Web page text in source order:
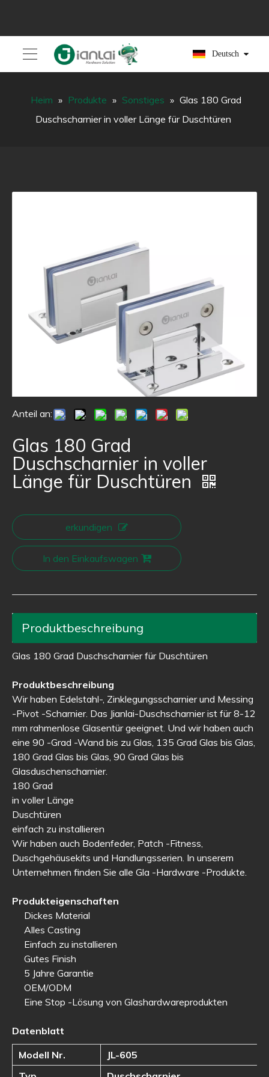
Deutsch
Heim » Produkte » Sonstiges » Glas 180 Grad
Duschscharnier in voller Länge für Duschtüren
Anteil an:
Glas 180 Grad
Duschscharnier in voller
Länge für Duschtüren
erkundigen
In den Einkaufswagen
Produktbeschreibung
Glas 180 Grad Duschscharnier für Duschtüren
Produktbeschreibung
Wir haben Edelstahl-, Zinklegungsscharnier und Messing
-Pivot -Scharnier. Das Jianlai-Duschscharnier ist für 8-12
mm rahmenlose Glasentür geeignet. Und wir haben auch
eine 90 -Grad -Wand bis zu Glas, 135 Grad Glas bis Glas,
180 Grad Glas bis Glas, 90 Grad Glas bis
Glasduschenscharnier.
180 Grad
in voller Länge
Duschtüren
einfach zu installieren
Wir haben auch Bodenfeder, Patch -Fitness,
Duschgehäusekits und Handlungsserien. In unserem
Unternehmen finden Sie alle Gla -Hardware -Produkte.
Produkteigenschaften
Dickes Material
Alles Casting
Einfach zu installieren
Gutes Finish
5 Jahre Garantie
OEM/ODM
Eine Stop -Lösung von Glashardwareprodukten
Datenblatt
Modell Nr.
JL-605